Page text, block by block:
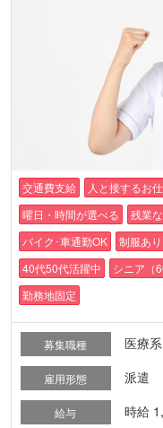
交通費支給 人と接するお
曜日・時間が選べる
残業
バイク･車通勤OK
制服あり
40代50代活躍中
シニア（
勤務地固定
募集職種 医療
雇用形態 派遣
給与 時給